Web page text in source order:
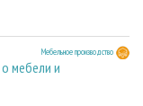
Мебельное производство
мебели и